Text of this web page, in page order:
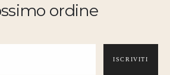
ordine
ISCRIVITI